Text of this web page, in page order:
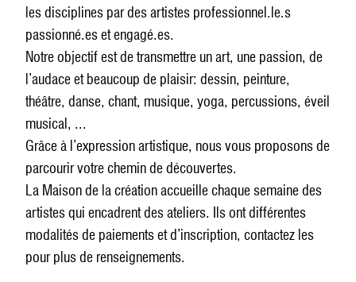
les disciplines par des artistes professionnel.le.s
passionné.es et engagé.es.
Notre objectif est de transmettre un art, une passion, de
l’audace et beaucoup de plaisir: dessin, peinture,
théâtre, danse, chant, musique, yoga, percussions, éveil
musical, ...
Grâce à l’expression artistique, nous vous proposons de
parcourir votre chemin de découvertes.
La Maison de la création accueille chaque semaine des
artistes qui encadrent des ateliers. Ils ont différentes
modalités de paiements et d’inscription, contactez les
pour plus de renseignements.